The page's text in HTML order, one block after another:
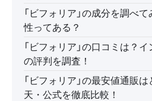
「ビフォリア」の成分を調べ
性ってある？
「ビフォリア」の口コミは？
の評判を調査！
「ビフォリア」の最安値通販
天・公式を徹底比較！